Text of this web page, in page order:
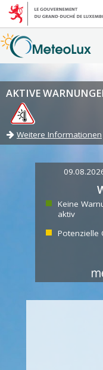
AKTIVE
Weitere Informationen
Keine
aktiv
Potenzielle